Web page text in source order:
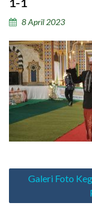
8 April 2023
Navigasi
Galeri Foto